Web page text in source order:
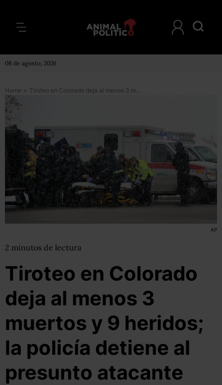
08 de agosto, 2026
Home > Tiroteo en Colorado deja al menos 3 muertos y 9 heridos; la policía detiene al presunto atacante
AP
2 minutos de lectura
Tiroteo en Colorado
deja al menos 3
muertos y 9 heridos;
la policía detiene al
presunto atacante